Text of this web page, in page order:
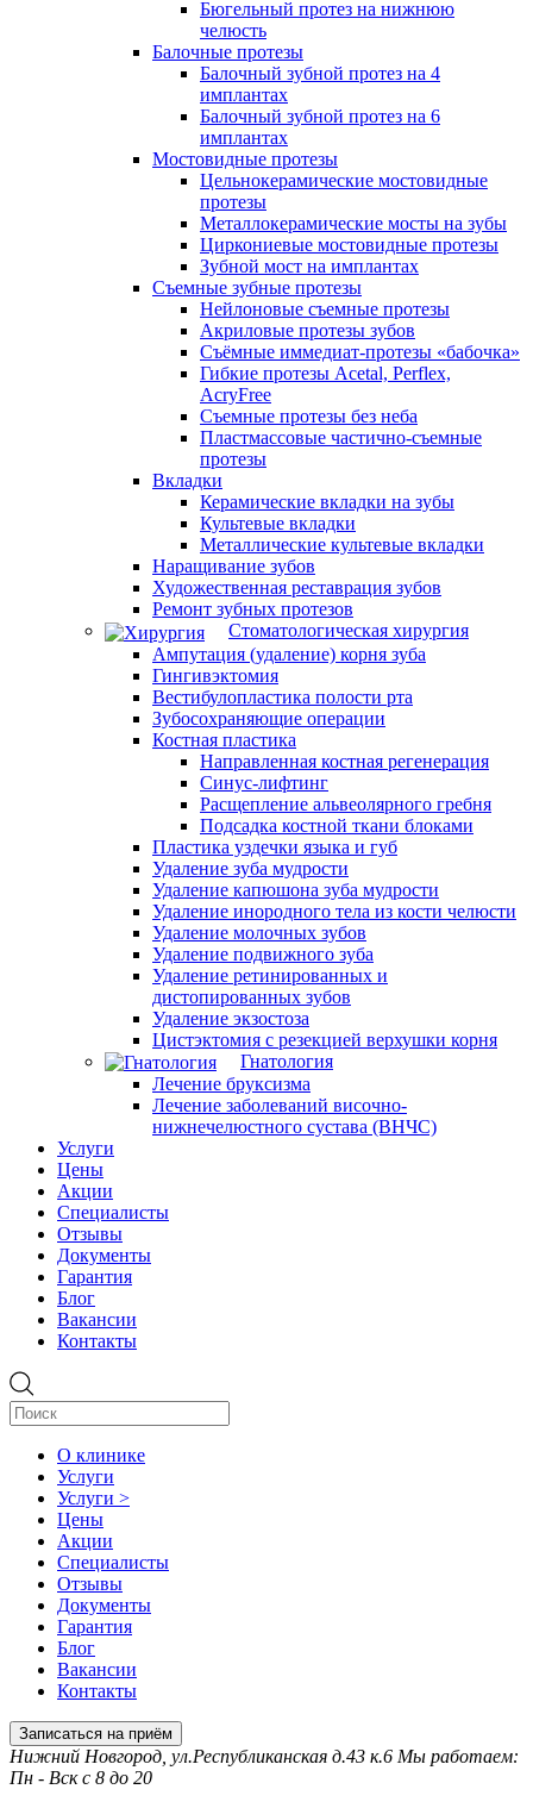
Бюгельный протез на нижнюю
челюсть
Балочные протезы
Балочный зубной протез на 4
имплантах
Балочный зубной протез на 6
имплантах
Мостовидные протезы
Цельнокерамические мостовидные
протезы
Металлокерамические мосты на зубы
Циркониевые мостовидные протезы
Зубной мост на имплантах
Съемные зубные протезы
Нейлоновые съемные протезы
Акриловые протезы зубов
Съёмные иммедиат‑протезы «бабочка»
Гибкие протезы Acetal, Perflex,
AcryFree
Съемные протезы без неба
Пластмассовые частично-съемные
протезы
Вкладки
Керамические вкладки на зубы
Культевые вкладки
Металлические культевые вкладки
Наращивание зубов
Художественная реставрация зубов
Ремонт зубных протезов
Стоматологическая хирургия
Ампутация (удаление) корня зуба
Гингивэктомия
Вестибулопластика полости рта
Зубосохраняющие операции
Костная пластика
Направленная костная регенерация
Синус-лифтинг
Расщепление альвеолярного гребня
Подсадка костной ткани блоками
Пластика уздечки языка и губ
Удаление зуба мудрости
Удаление капюшона зуба мудрости
Удаление инородного тела из кости челюсти
Удаление молочных зубов
Удаление подвижного зуба
Удаление ретинированных и
дистопированных зубов
Удаление экзостоза
Цистэктомия с резекцией верхушки корня
Гнатология
Лечение бруксизма
Лечение заболеваний височно-
нижнечелюстного сустава (ВНЧС)
Услуги
Цены
Акции
Специалисты
Отзывы
Документы
Гарантия
Блог
Вакансии
Контакты
О клинике
Услуги
Услуги >
Цены
Акции
Специалисты
Отзывы
Документы
Гарантия
Блог
Вакансии
Контакты
Записаться на приём
Нижний Новгород, ул.Республиканская д.43 к.6 Мы работаем:
Пн - Вск с 8 до 20